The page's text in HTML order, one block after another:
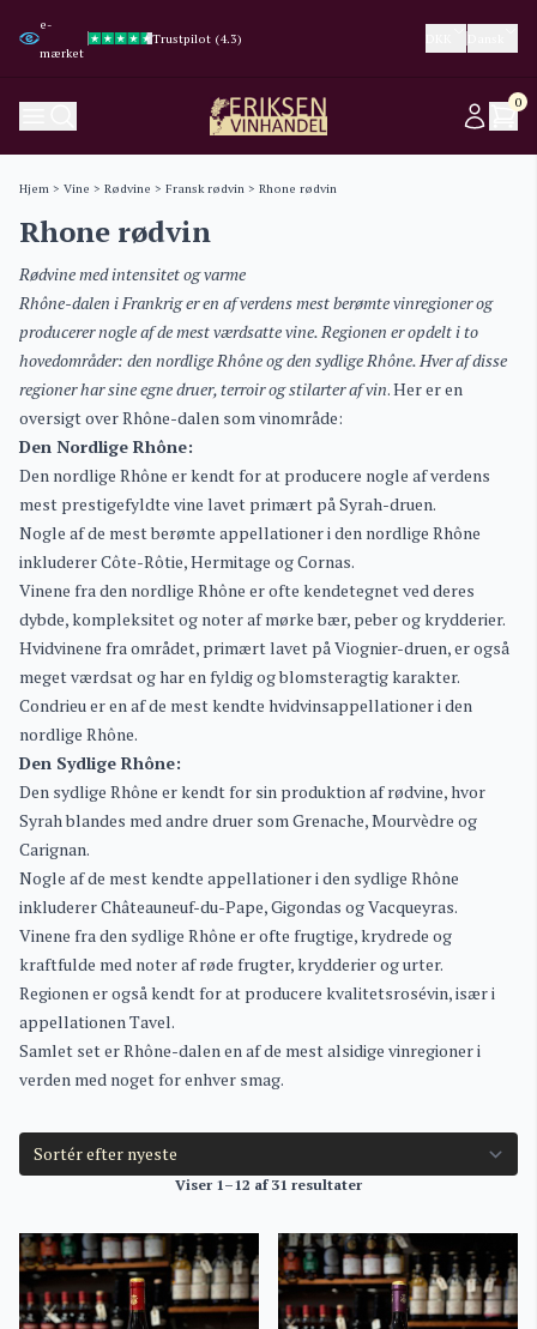
e-
mærket
Google (4.8)
Trustpilot (4.3)
Google (4.8)
Trustpilot (4.3)
0
Hjem > Vine > Rødvine > Fransk rødvin > Rhone rødvin
Rhone rødvin
Rødvine med intensitet og varme
Rhône-dalen i Frankrig er en af verdens mest berømte vinregioner og
producerer nogle af de mest værdsatte vine. Regionen er opdelt i to
hovedområder: den nordlige Rhône og den sydlige Rhône. Hver af disse
regioner har sine egne druer, terroir og stilarter af vin. Her er en
oversigt over Rhône-dalen som vinområde:
Den Nordlige Rhône:
Den nordlige Rhône er kendt for at producere nogle af verdens
mest prestigefyldte vine lavet primært på Syrah-druen.
Nogle af de mest berømte appellationer i den nordlige Rhône
inkluderer Côte-Rôtie, Hermitage og Cornas.
Vinene fra den nordlige Rhône er ofte kendetegnet ved deres
dybde, kompleksitet og noter af mørke bær, peber og krydderier.
Hvidvinene fra området, primært lavet på Viognier-druen, er også
meget værdsat og har en fyldig og blomsteragtig karakter.
Condrieu er en af de mest kendte hvidvinsappellationer i den
nordlige Rhône.
Den Sydlige Rhône:
Den sydlige Rhône er kendt for sin produktion af rødvine, hvor
Syrah blandes med andre druer som Grenache, Mourvèdre og
Carignan.
Nogle af de mest kendte appellationer i den sydlige Rhône
inkluderer Châteauneuf-du-Pape, Gigondas og Vacqueyras.
Vinene fra den sydlige Rhône er ofte frugtige, krydrede og
kraftfulde med noter af røde frugter, krydderier og urter.
Regionen er også kendt for at producere kvalitetsrosévin, især i
appellationen Tavel.
Samlet set er Rhône-dalen en af de mest alsidige vinregioner i
verden med noget for enhver smag.
Viser 1–12 af 31 resultater